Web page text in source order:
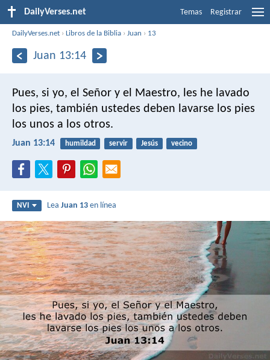
DailyVerses.net Temas Registrar
DailyVerses.net ›Libros de la Biblia ›Juan › 13
Juan 13:14
Pues, si yo, el Señor y el Maestro, les he lavado
los pies, también ustedes deben lavarse los pies
los unos a los otros.
Juan 13:14 humildad servir Jesús vecino
NVI LeaJuan 13 en línea